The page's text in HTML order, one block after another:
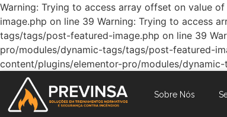
Warning: Trying to access array offset on value
image.php on line 39 Warning: Trying to access
tags/tags/post-featured-image.php on line 39
pro/modules/dynamic-tags/tags/post-featured-
content/plugins/elementor-pro/modules/
Sobre Nós